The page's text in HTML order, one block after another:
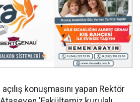
konuşmasını yapan Rektör